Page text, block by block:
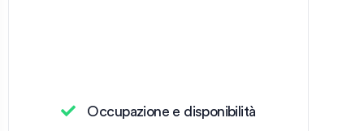
Occupazione e disponibilità